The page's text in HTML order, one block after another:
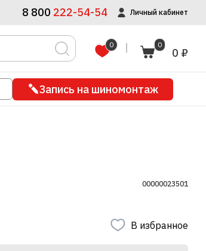
8 800 222-54-54 Личный кабинет
0 0
0 ₽
Запись на шиномонтаж
00000023501
В избранное